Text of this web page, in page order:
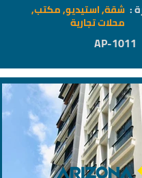
: شقة, استيديو, مكتب,
محلات تجارية
AP-1011